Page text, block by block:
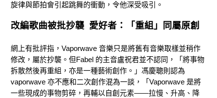
旋律與節拍會引起跳舞的衝動，令他深受吸引。
改編歌曲被批抄襲 愛好者：「重組」同屬原創
網上有批評指，Vaporwave 音樂只是將舊有音樂取樣並稍作
修改，屬於抄襲。但Fabel 的主音盧祝君並不認同，「將事物
拆散然後再重組，亦是一種藝術創作。」馮慶聰則認為
vaporwave 亦不應和二次創作混為一談，「Vaporwave 是將
一些現成的事物剪碎，再輔以自創元素——拉慢、升高、降